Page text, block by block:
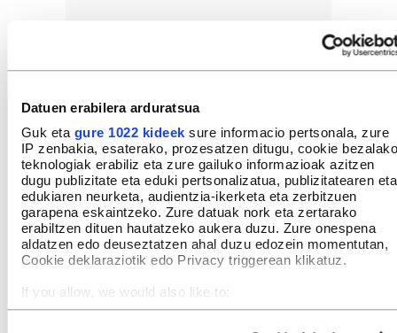
Datuen erabilera arduratsua
Guk eta gure 1022 kideek sure informacio pertsonala, zure
IP zenbakia, esaterako, prozesatzen ditugu, cookie bezalako
teknologiak erabiliz eta zure gailuko informazioak azitzen
dugu publizitate eta eduki pertsonalizatua, publizitatearen eta
edukiaren neurketa, audientzia-ikerketa eta zerbitzuen
garapena eskaintzeko. Zure datuak nork eta zertarako
erabiltzen dituen hautatzeko aukera duzu. Zure onespena
aldatzen edo deuseztatzen ahal duzu edozein momentutan,
Cookie deklaraziotik edo Privacy triggerean klikatuz.
If you allow, we would also like to:
Collect information about your geographical location